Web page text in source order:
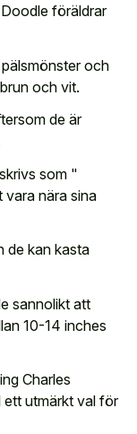
föräldrar
och
och vit.
de är
som "
vara nära sina
de kan kasta
sannolikt att
10-14 inches
Charles
ett utmärkt val för